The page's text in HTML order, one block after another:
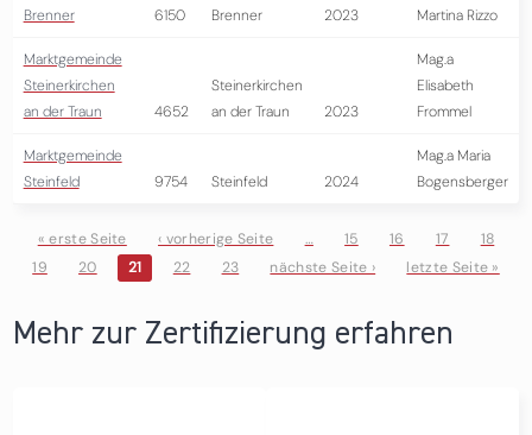
Brenner
6150
Brenner
2023
Martina Rizzo
Marktgemeinde
Steinerkirchen
an der Traun
4652
Steinerkirchen
an der Traun
2023
Mag.a
Elisabeth
Frommel
Marktgemeinde
Steinfeld
9754 Steinfeld 2024
Mag.a Maria
Bogensberger
Seiten
« erste Seite ‹ vorherige Seite … 15 16 17
18
19
20 21 22 23 nächste Seite › letzte Seite »
Mehr zur Zertifizierung erfahren